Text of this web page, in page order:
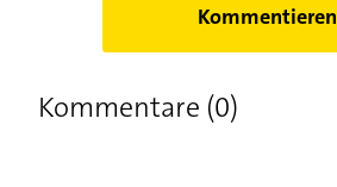
Kommentieren
Kommentare (0)